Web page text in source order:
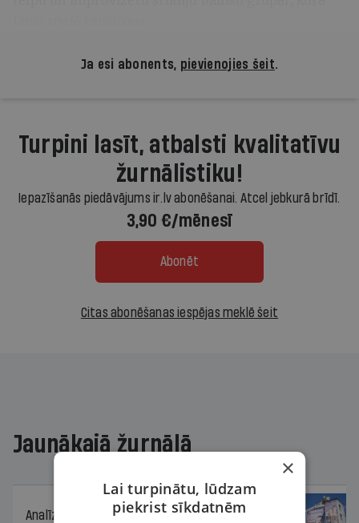
Ja esi abonents, pievienojies šeit.
Turpini lasīt, atbalsti kvalitatīvu
žurnālistiku!
Iepazīšanās piedāvājums ir.lv abonēšanai. Atcel jebkurā brīdī.
3,90 €/mēnesī
Abonēt
Citas abonēšanas iespējas meklē šeit
Jaunākajā žurnālā
Analīze
06.08.2026.
×
Lai turpinātu, lūdzam
piekrist sīkdatnēm